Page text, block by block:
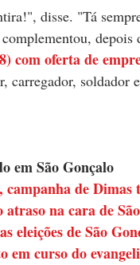
disse. "Tá
depois
com oferta de
carregador, soldador
em São Gonçalo
campanha de
na cara de
eleições de São
em curso do